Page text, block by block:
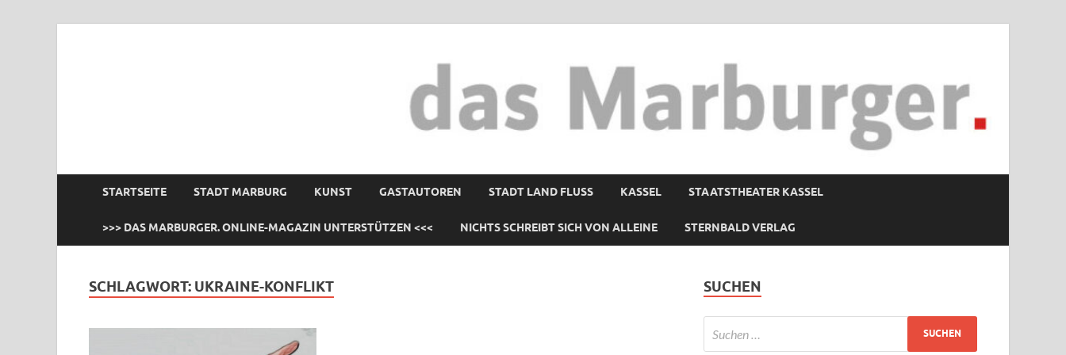
STARTSEITE STADT MARBURG KUNST GASTAUTOREN STADT LAND FLUSS KASSEL STAATSTHEATER KASSEL
>>> DAS MARBURGER. ONLINE-MAGAZIN UNTERSTÜTZEN <<< NICHTS SCHREIBT SICH VON ALLEINE STERNBALD VERLAG
SCHLAGWORT: UKRAINE-KONFLIKT SUCHEN